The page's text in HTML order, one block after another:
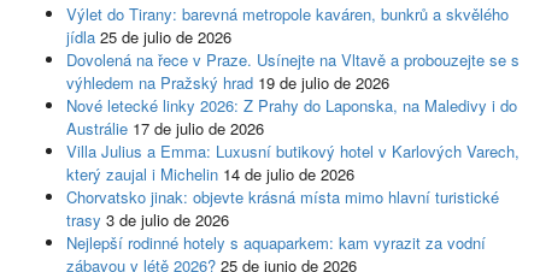
Výlet do Tirany: barevná metropole kaváren, bunkrů a skvělého
jídla 25 de julio de 2026
Dovolená na řece v Praze. Usínejte na Vltavě a probouzejte se s
výhledem na Pražský hrad 19 de julio de 2026
Nové letecké linky 2026: Z Prahy do Laponska, na Maledivy i do
Austrálie 17 de julio de 2026
Villa Julius a Emma: Luxusní butikový hotel v Karlových Varech,
který zaujal i Michelin 14 de julio de 2026
Chorvatsko jinak: objevte krásná místa mimo hlavní turistické
trasy 3 de julio de 2026
Nejlepší rodinné hotely s aquaparkem: kam vyrazit za vodní
zábavou v létě 2026? 25 de junio de 2026